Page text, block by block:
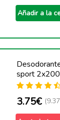
Añadir a la
sport
3.75€